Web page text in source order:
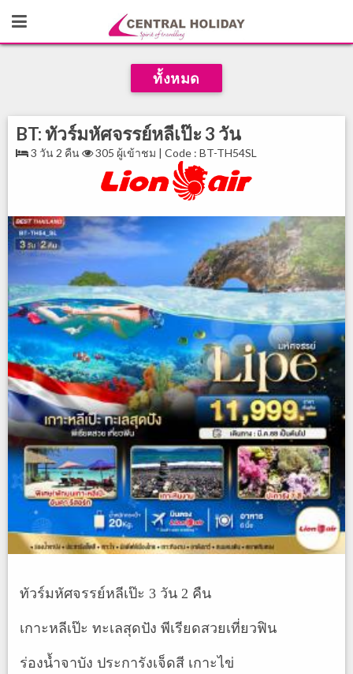
ทั้งหมด
BT: ทัวร์มหัศจรรย์หลีเป๊ะ 3 วัน
3 วัน 2 คืน 305 ผู้เข้าชม | Code : BT-TH54SL
ทัวร์มหัศจรรย์หลีเป๊ะ 3 วัน 2 คืน
เกาะหลีเป๊ะ ทะเลสุดปัง พีเรียดสวยเที่ยวฟิน
ร่องน้ำจาบัง ประการังเจ็ดสี เกาะไข่